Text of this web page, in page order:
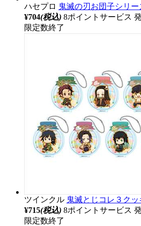
ハセプロ 鬼滅の刃お団子シリ
¥704(税込) 8ポイントサービス
限定数終了
ツインクル 鬼滅とじコレ３ク
¥715(税込) 8ポイントサービス
限定数終了